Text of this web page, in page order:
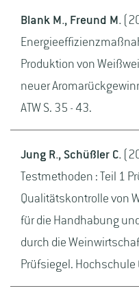
Blank M., Freund M.
Produktion von
neuer
ATW S. 35 - 43.
Jung R., Schüßler C.
Testmethoden : Teil 1
Qualitätskontrolle von
für die Handhabung
durch die
Prüfsiegel. Hochschule